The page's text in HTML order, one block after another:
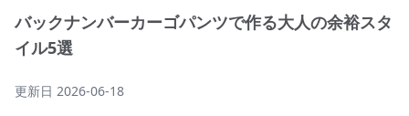
バックナンバーカーゴパンツで作る大人の余裕スタ
イル5選
更新日 2026-06-18